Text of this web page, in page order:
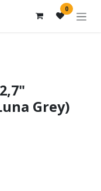
0
Grey)